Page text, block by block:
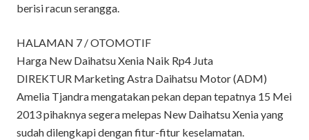
berisi racun serangga.
HALAMAN 7 / OTOMOTIF
Harga New Daihatsu Xenia Naik Rp4 Juta
DIREKTUR Marketing Astra Daihatsu Motor (ADM)
Amelia Tjandra mengatakan pekan depan tepatnya 15 Mei
2013 pihaknya segera melepas New Daihatsu Xenia yang
sudah dilengkapi dengan fitur-fitur keselamatan.